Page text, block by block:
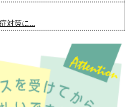
対策に...